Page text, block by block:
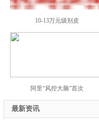
10-13万元级别皮
阿里“风控大脑”首次
最新资讯